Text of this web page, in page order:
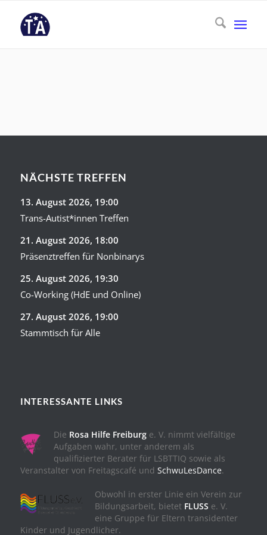
NÄCHSTE TREFFEN
13. August 2026, 19:00
Trans-Autist*innen Treffen
21. August 2026, 18:00
Präsenztreffen für Nonbinarys
25. August 2026, 19:30
Co-Working (HdE und Online)
27. August 2026, 19:00
Stammtisch für Alle
INTERESSANTE LINKS
Die Rosa Hilfe Freiburge. V. nimmt vielfältige
Aufgaben wahr, unter anderem als
qualifizierter Berater für LSBTTIQ sowie als
Veranstalter von Freitagscafé und SchwuLesDance.
Obwohl in erster Linie ein Verein zur
Bildungsarbeit, bietet FLUSS e. V.
eine Gruppe für Eltern transidenter
Kinder und Jugendlicher.